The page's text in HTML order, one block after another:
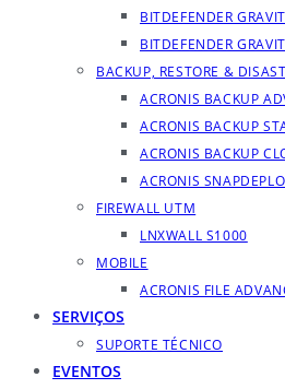
BITDEFENDER
BITDEFENDER
BACKUP, RESTORE &
ACRONIS BACKUP
ACRONIS BACKUP
ACRONIS BACKUP
ACRONIS
FIREWALL UTM
LNXWALL S1000
MOBILE
ACRONIS FILE
SERVIÇOS
SUPORTE TÉCNICO
EVENTOS